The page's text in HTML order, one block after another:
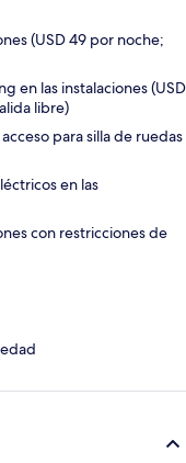
(USD 49 por noche;
en las instalaciones (USD
libre)
para silla de ruedas
en las
con restricciones de